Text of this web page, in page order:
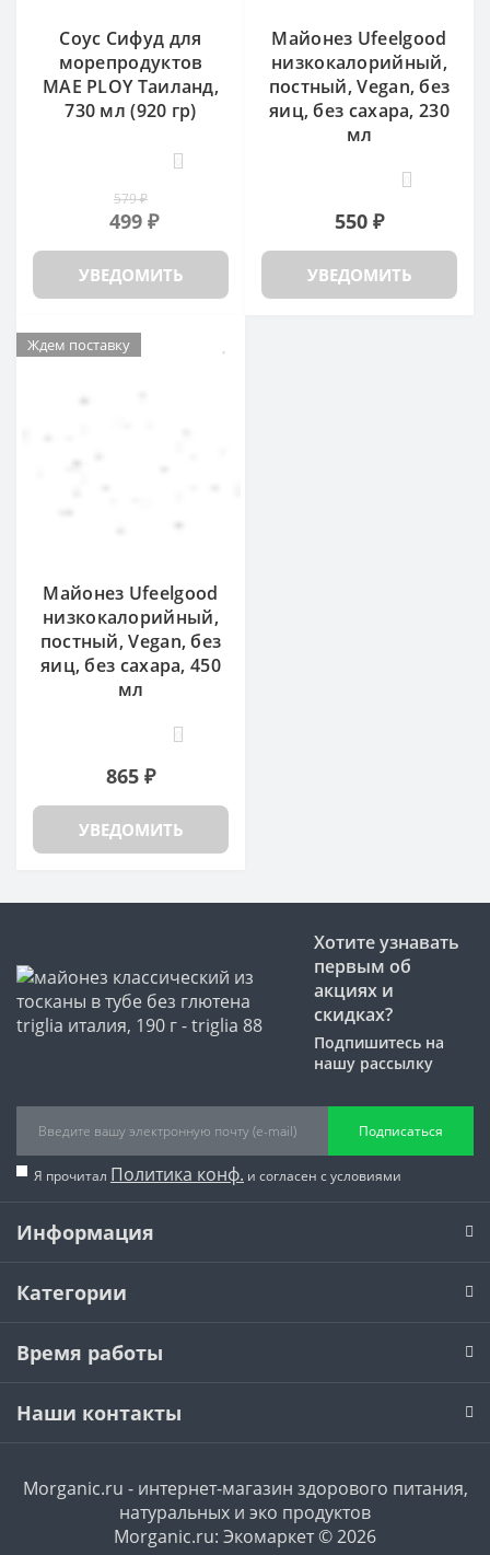
Соус Сифуд для
морепродуктов
MAE PLOY Таиланд,
730 мл (920 гр)
579 ₽
499 ₽
УВЕДОМИТЬ
Майонез Ufeelgood
низкокалорийный,
постный, Vegan, без
яиц, без сахара, 230
мл
550 ₽
УВЕДОМИТЬ
Ждем поставку
Майонез Ufeelgood
низкокалорийный,
постный, Vegan, без
яиц, без сахара, 450
мл
865 ₽
УВЕДОМИТЬ
Хотите узнавать
первым об
акциях и
скидках?
Подпишитесь на
нашу рассылку
Подписаться
Я прочитал Политика конф. и согласен с условиями
Информация
Категории
Время работы
Наши контакты
Morganic.ru - интернет-магазин здорового питания,
натуральных и эко продуктов
Morganic.ru: Экомаркет © 2026